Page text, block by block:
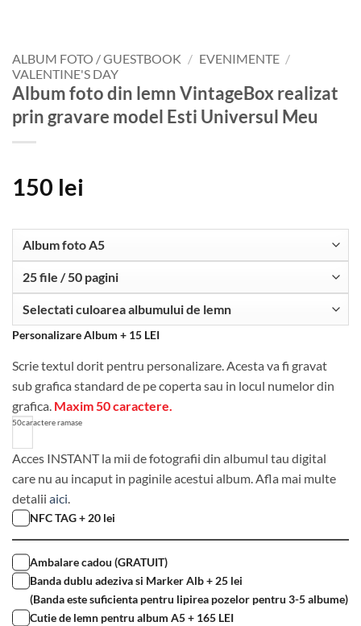
ALBUM FOTO / GUESTBOOK / EVENIMENTE /
VALENTINE'S DAY
Album foto din lemn VintageBox realizat
prin gravare model Esti Universul Meu
150 lei
Personalizare Album + 15 LEI
Scrie textul dorit pentru personalizare. Acesta va fi gravat
sub grafica standard de pe coperta sau in locul numelor din
grafica. Maxim 50 caractere.
50caractere ramase
Acces INSTANT la mii de fotografii din albumul tau digital
care nu au incaput in paginile acestui album. Afla mai multe
detalii aici.
NFC TAG + 20 lei
Ambalare cadou (GRATUIT)
Banda dublu adeziva si Marker Alb + 25 lei
(Banda este suficienta pentru lipirea pozelor pentru 3-5 albume)
Cutie de lemn pentru album A5 + 165 LEI